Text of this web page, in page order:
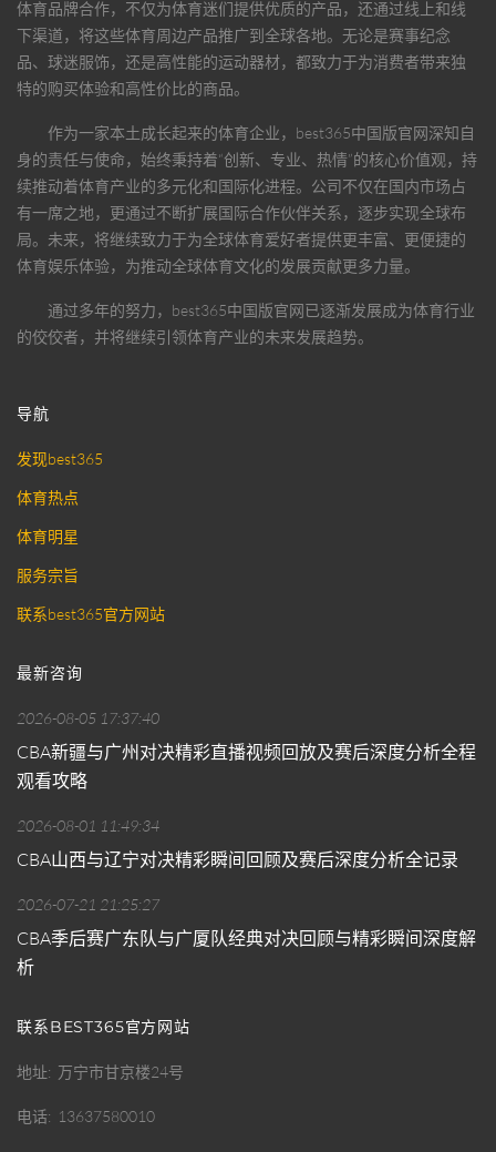
体育品牌合作，不仅为体育迷们提供优质的产品，还通过线上和线
下渠道，将这些体育周边产品推广到全球各地。无论是赛事纪念
品、球迷服饰，还是高性能的运动器材，都致力于为消费者带来独
特的购买体验和高性价比的商品。
作为一家本土成长起来的体育企业， best365中国版官网深知自
身的责任与使命，始终秉持着“创新、专业、热情”的核心价值观，持
续推动着体育产业的多元化和国际化进程。公司不仅在国内市场占
有一席之地，更通过不断扩展国际合作伙伴关系，逐步实现全球布
局。未来，将继续致力于为全球体育爱好者提供更丰富、更便捷的
体育娱乐体验，为推动全球体育文化的发展贡献更多力量。
通过多年的努力， best365中国版官网已逐渐发展成为体育行业
的佼佼者，并将继续引领体育产业的未来发展趋势。
导航
发现best365
体育热点
体育明星
服务宗旨
联系best365官方网站
最新咨询
2026-08-05 17:37:40
CBA新疆与广州对决精彩直播视频回放及赛后深度分析全程
观看攻略
2026-08-01 11:49:34
CBA山西与辽宁对决精彩瞬间回顾及赛后深度分析全记录
2026-07-21 21:25:27
CBA季后赛广东队与广厦队经典对决回顾与精彩瞬间深度解
析
联系BEST365官方网站
地址 万宁市甘京楼24号
电话 13637580010